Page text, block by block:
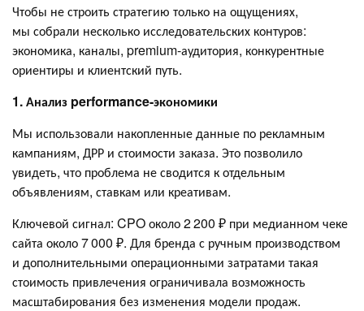
Чтобы не строить стратегию только на ощущениях,
мы собрали несколько исследовательских контуров:
экономика, каналы, premium-аудитория, конкурентные
ориентиры и клиентский путь.
1. Анализ performance-экономики
Мы использовали накопленные данные по рекламным
кампаниям, ДРР и стоимости заказа. Это позволило
увидеть, что проблема не сводится к отдельным
объявлениям, ставкам или креативам.
Ключевой сигнал: CPO около 2 200 ₽ при медианном чеке
сайта около 7 000 ₽. Для бренда с ручным производством
и дополнительными операционными затратами такая
стоимость привлечения ограничивала возможность
масштабирования без изменения модели продаж.